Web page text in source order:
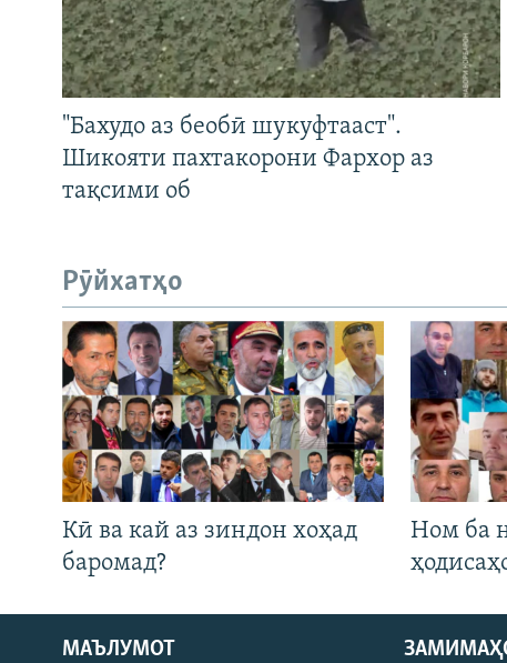
Русский
"Бахудо аз беобӣ шукуфтааст".
Шикояти пахтакорони Фархор аз
тақсими об
Рӯйхатҳо
Кӣ ва кай аз зиндон хоҳад
баромад?
Ном ба
МАЪЛУМОТ